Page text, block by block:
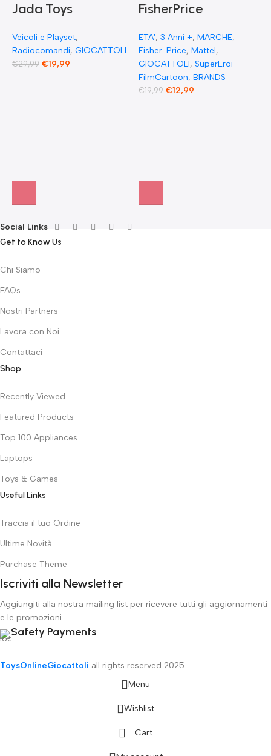
Jada Toys
Fast & Furious
Radio Comandata
Veicoli e Playset,
Radiocomandi, GIOCATTOLI
€29,99 €19,99
FisherPrice
Super Friends The
Flash XL Toy Figura
snodata 25 cm
ETA', 3 Anni +, MARCHE,
Fisher-Price, Mattel,
GIOCATTOLI, SuperEroi
FilmCartoon, BRANDS
€19,99 €12,99
Social Links
Get to Know Us
Chi Siamo
FAQs
Nostri Partners
Lavora con Noi
Contattaci
Shop
Recently Viewed
Featured Products
Top 100 Appliances
Laptops
Toys & Games
Useful Links
Traccia il tuo Ordine
Ultime Novità
Purchase Theme
Iscriviti alla Newsletter
Aggiungiti alla nostra mailing list per ricevere tutti gli aggiornamenti
e le promozioni.
Safety Payments
ToysOnlineGiocattoli all rights reserved 2025
Menu
Wishlist
Cart